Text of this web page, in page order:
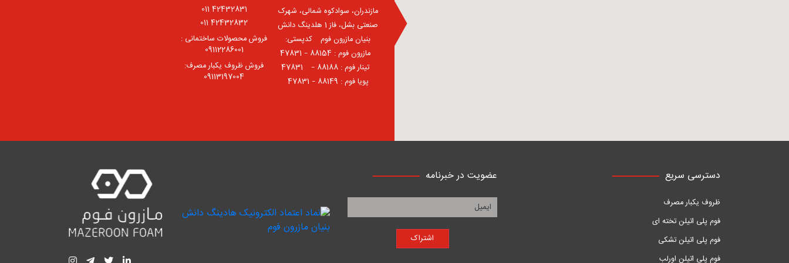
مازندران، سوادکوه شمالی، شهرک
صنعتی بشل، فاز 1 هلدینگ دانش
بنیان مازرون فوم ⠀کدپستی:
⠀مازرون فوم : 88154 – 47831
⠀تینار فوم : 88188 – 47831⠀
پویا فوم : 88149 – 47831
42432831 011
42432832 011
فروش محصولات ساختمانی :
09112286001
فروش ظروف یکبار مصرف:
09113197004
دسترسی سریع
ظروف یکبار مصرف
فوم پلی اتیلن تخته ای
فوم پلی اتیلن تشکی
فوم پلی اتیلن اورلب
عضویت در خبرنامه
اشتراک